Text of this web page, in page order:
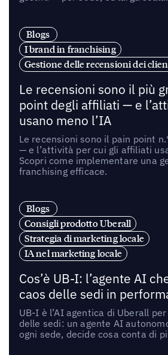
Blogs
I brand in franchising
Gestione delle recensioni dei
Le recensioni sono il più
point degli affiliati — e
usano meno l’IA
Le recensioni sono il pain point
— e l’attività per cui gli affiliati
Scopri come implementare una
franchising efficace.
Blogs
Consigli prodotto Uberall
Strategia di marketing locale
IA nel marketing locale
Cos’è UB-I: l’agente AI
caos delle sedi in
UB-I è l’AI agentica di Uberall
delle sedi: un agente AI
ogni sede, decide cosa conta di